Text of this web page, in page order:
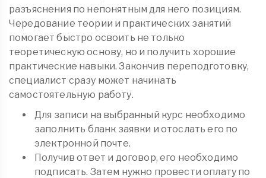
разъяснения по непонятным для него позициям.
Чередование теории и практических занятий
помогает быстро освоить не только
теоретическую основу, но и получить хорошие
практические навыки. Закончив переподготовку,
специалист сразу может начинать
самостоятельную работу.
Для записи на выбранный курс необходимо
заполнить бланк заявки и отослать его по
электронной почте.
Получив ответ и договор, его необходимо
подписать. Затем нужно провести оплату по